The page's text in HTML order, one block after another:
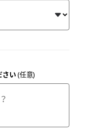
さい (任意)